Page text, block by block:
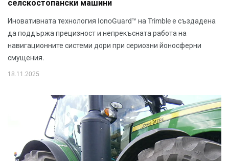
селскостопански машини
Иновативната технология IonoGuard™ на Trimble е създадена
да поддържа прецизност и непрекъсната работа на
навигационните системи дори при сериозни йоносферни
смущения.
18.11.2025